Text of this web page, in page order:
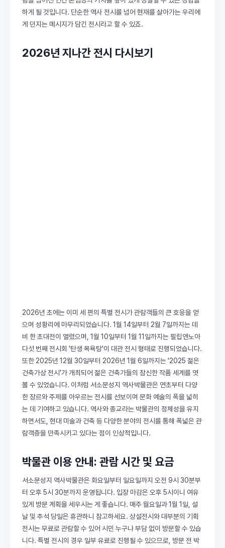
하게 될 것입니다. 단순한 역사 전시를 넘어 현재를 살아가는 우리에
게 던지는 메시지가 담긴 전시라고 할 수 있죠.
2026년 지나간 전시 다시보기
2026년 초에는 이미 세 편의 특별 전시가 관람객들의 큰 호응을 얻
으며 성황리에 마무리되었습니다. 1월 14일부터 2월 7일까지는 데
비 한 초대전이 열렸으며, 1월 10일부터 1월 11일까지는 필립앤노아
다섯 번째 전시회 '탄생 목욕탕'이 대관 전시 형태로 진행되었습니다.
또한 2025년 12월 30일부터 2026년 1월 6일까지는 '2025 젊은
건축가상 전시'가 개최되어 젊은 건축가들의 참신한 작품 세계를 엿
볼 수 있었습니다. 이처럼 서소문성지 역사박물관은 연초부터 다양
한 장르와 주제를 아우르는 전시를 선보이며 문화 예술의 폭을 넓히
는 데 기여하고 있습니다. 역사와 종교라는 박물관의 정체성을 유지
하면서도, 현대 미술과 건축 등 다양한 분야의 전시를 통해 폭넓은 관
람객층을 만족시키고 있다는 점이 인상적입니다.
박물관 이용 안내: 관람 시간 및 요금
서소문성지 역사박물관은 화요일부터 일요일까지 오전 9시 30분부
터 오후 5시 30분까지 운영됩니다. 입장 마감은 오후 5시이니 여유
있게 방문 계획을 세우시는 게 좋습니다. 매주 월요일과 1월 1일, 설
날 및 추석 당일은 휴관하니 참고하세요. 상설전시와 대부분의 기획
전시는 무료로 관람할 수 있어 시민 누구나 부담 없이 방문할 수 있습
니다. 특별 전시의 경우 일부 유료로 진행될 수 있으므로, 방문 전 박